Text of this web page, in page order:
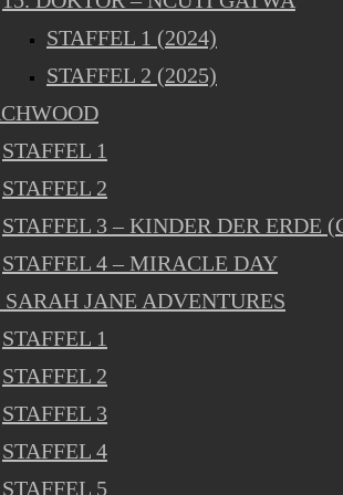
STAFFEL 1 (2024)
STAFFEL 2 (2025)
STAFFEL 1
STAFFEL 2
STAFFEL 3 – KINDER DER ERDE
STAFFEL 4 – MIRACLE DAY
SARAH JANE ADVENTURES
STAFFEL 1
STAFFEL 2
STAFFEL 3
STAFFEL 4
STAFFEL 5